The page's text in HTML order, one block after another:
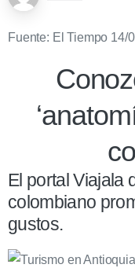
Fuente: El Tiempo 14/
El portal Viajala
colombiano
gustos.